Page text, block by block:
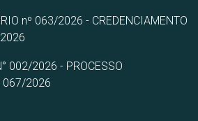
nº 063/2026 - CREDENCIAMENTO
002/2026 - PROCESSO
067/2026